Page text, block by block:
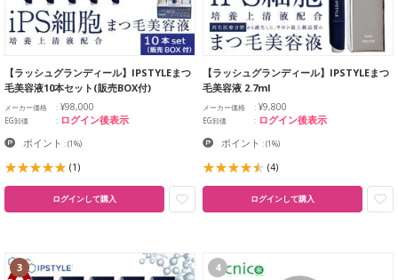
【ラッシュグランディール】IPSTYLEまつ
毛美容液10本セット(販売BOX付)
メーカー価格 ¥98,000
EG卸価 ログイン後表示
ポイント :(1%)
(1)
ログインして購入
【ラッシュグランディール】IPSTYLEまつ
毛美容液 2.7ml
メーカー価格 ¥9,800
EG卸価 ログイン後表示
ポイント :(1%)
(4)
ログインして購入
3 4